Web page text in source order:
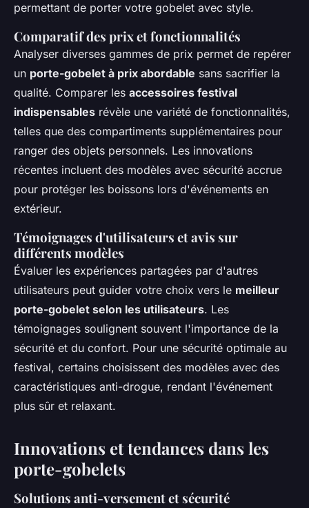
permettant de porter votre gobelet avec style.
Comparatif des prix et fonctionnalités
Analyser diverses gammes de prix permet de repérer
un porte-gobelet à prix abordable sans sacrifier la
qualité. Comparer les accessoires festival
indispensables révèle une variété de fonctionnalités,
telles que des compartiments supplémentaires pour
ranger des objets personnels. Les innovations
récentes incluent des modèles avec sécurité accrue
pour protéger les boissons lors d'événements en
extérieur.
Témoignages d'utilisateurs et avis sur
différents modèles
Évaluer les expériences partagées par d'autres
utilisateurs peut guider votre choix vers le meilleur
porte-gobelet selon les utilisateurs. Les
témoignages soulignent souvent l'importance de la
sécurité et du confort. Pour une sécurité optimale au
festival, certains choisissent des modèles avec des
caractéristiques anti-drogue, rendant l'événement
plus sûr et relaxant.
Innovations et tendances dans les
porte-gobelets
Solutions anti-versement et sécurité